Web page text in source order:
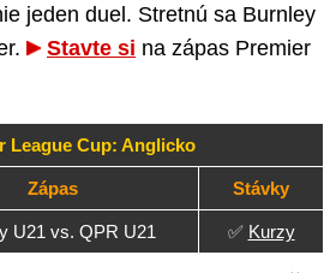
jeden duel. Stretnú sa Burnley
Stavte si na zápas Premier
League Cup: Anglicko
Zápas Stávky
U21 vs. QPR U21 ✅ Kurzy